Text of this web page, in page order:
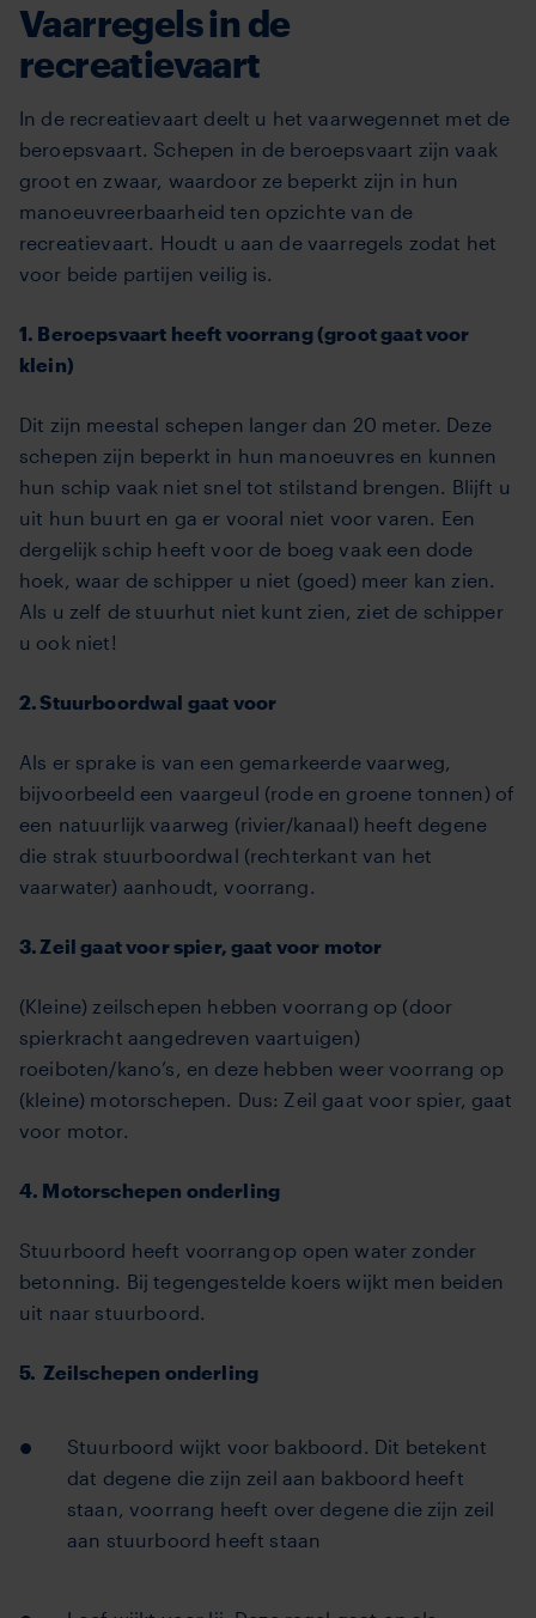
Vaarregels in de
recreatievaart
In de recreatievaart deelt u het vaarwegennet met de
beroepsvaart. Schepen in de beroepsvaart zijn vaak
groot en zwaar, waardoor ze beperkt zijn in hun
manoeuvreerbaarheid ten opzichte van de
recreatievaart. Houdt u aan de vaarregels zodat het
voor beide partijen veilig is.
1. Beroepsvaart heeft voorrang (groot gaat voor
klein)
Dit zijn meestal schepen langer dan 20 meter. Deze
schepen zijn beperkt in hun manoeuvres en kunnen
hun schip vaak niet snel tot stilstand brengen. Blijft u
uit hun buurt en ga er vooral niet voor varen. Een
dergelijk schip heeft voor de boeg vaak een dode
hoek, waar de schipper u niet (goed) meer kan zien.
Als u zelf de stuurhut niet kunt zien, ziet de schipper
u ook niet!
2. Stuurboordwal gaat voor
Als er sprake is van een gemarkeerde vaarweg,
bijvoorbeeld een vaargeul (rode en groene tonnen) of
een natuurlijk vaarweg (rivier/kanaal) heeft degene
die strak stuurboordwal (rechterkant van het
vaarwater) aanhoudt, voorrang.
3. Zeil gaat voor spier, gaat voor motor
(Kleine) zeilschepen hebben voorrang op (door
spierkracht aangedreven vaartuigen)
roeiboten/kano’s, en deze hebben weer voorrang op
(kleine) motorschepen. Dus: Zeil gaat voor spier, gaat
voor motor.
4. Motorschepen onderling
Stuurboord heeft voorrang op open water zonder
betonning. Bij tegengestelde koers wijkt men beiden
uit naar stuurboord.
5. Zeilschepen onderling
Stuurboord wijkt voor bakboord. Dit betekent
dat degene die zijn zeil aan bakboord heeft
staan, voorrang heeft over degene die zijn zeil
aan stuurboord heeft staan